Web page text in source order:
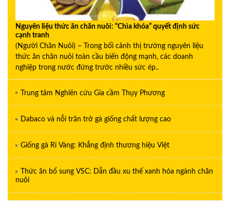
Nguyên liệu thức ăn chăn nuôi: “Chìa khóa” quyết định sức
cạnh tranh
(Người Chăn Nuôi) – Trong bối cảnh thị trường nguyên liệu
thức ăn chăn nuôi toàn cầu biến động mạnh, các doanh
nghiệp trong nước đứng trước nhiều sức ép..
Trung tâm Nghiên cứu Gia cầm Thụy Phương
Dabaco và nỗi trăn trở gà giống chất lượng cao
Giống gà Ri Vàng: Khẳng định thương hiệu Việt
Thức ăn bổ sung VSC: Dẫn đầu xu thế xanh hóa ngành chăn
nuôi